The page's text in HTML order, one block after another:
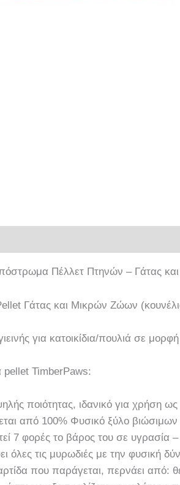
Πέλλετ Πτηνών – Γάτας
Γάτας και Μικρών Ζώων
για κατοικίδια/πουλιά σε
TimberPaws:
ποιότητας, ιδανικό για χρήση
από 100% Φυσικό ξύλο
7 φορές το βάρος του σε υγρασία
όλες τις μυρωδιές με την φυσική
που παράγεται, περνάει από: